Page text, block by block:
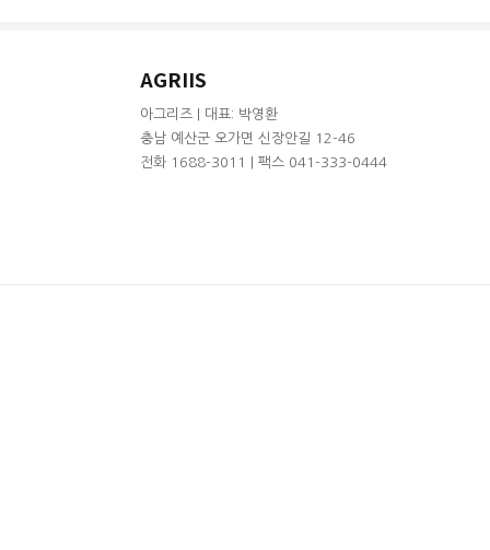
AGRIIS
아그리즈 | 대표: 박영환
충남 예산군 오가면 신장안길 12-46
전화 1688-3011 | 팩스 041-333-0444